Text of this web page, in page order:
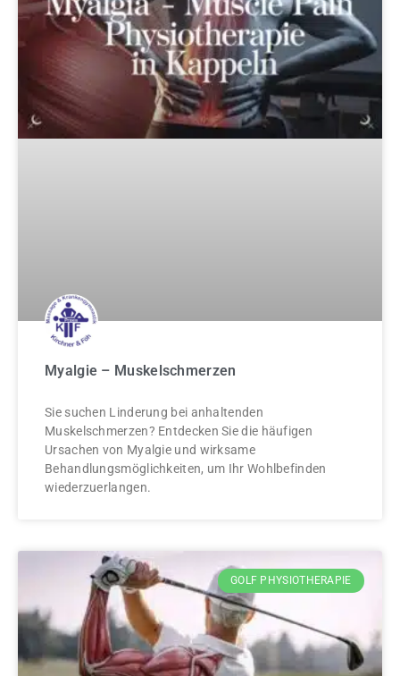
Myalgie – Muskelschmerzen
Sie suchen Linderung bei anhaltenden
Muskelschmerzen? Entdecken Sie die häufigen
Ursachen von Myalgie und wirksame
Behandlungsmöglichkeiten, um Ihr Wohlbefinden
wiederzuerlangen.
GOLF PHYSIOTHERAPIE